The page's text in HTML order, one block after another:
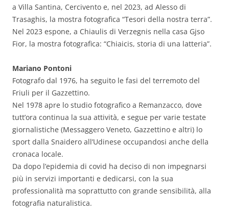
a Villa Santina, Cercivento e, nel 2023, ad Alesso di
Trasaghis, la mostra fotografica “Tesori della nostra terra”.
Nel 2023 espone, a Chiaulis di Verzegnis nella casa Gjso
Fior, la mostra fotografica: “Chiaicis, storia di una latteria”.
Mariano Pontoni
Fotografo dal 1976, ha seguito le fasi del terremoto del
Friuli per il Gazzettino.
Nel 1978 apre lo studio fotografico a Remanzacco, dove
tutt’ora continua la sua attività, e segue per varie testate
giornalistiche (Messaggero Veneto, Gazzettino e altri) lo
sport dalla Snaidero all’Udinese occupandosi anche della
cronaca locale.
Da dopo l’epidemia di covid ha deciso di non impegnarsi
più in servizi importanti e dedicarsi, con la sua
professionalità ma soprattutto con grande sensibilità, alla
fotografia naturalistica.